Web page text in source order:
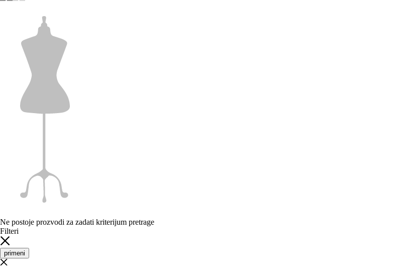
Ne postoje prozvodi za zadati kriterijum pretrage
Filteri
primeni